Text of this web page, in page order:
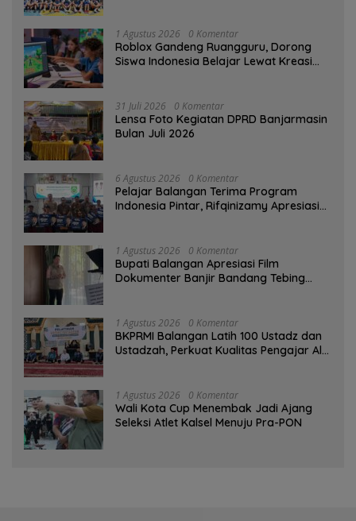
1 Agustus 2026 0 Komentar
Roblox Gandeng Ruangguru, Dorong
Siswa Indonesia Belajar Lewat Kreasi
31 Juli 2026 0 Komentar
Lensa Foto Kegiatan DPRD Banjarmasin
Bulan Juli 2026
6 Agustus 2026 0 Komentar
Pelajar Balangan Terima Program
Indonesia Pintar, Rifqinizamy Apresiasi
1 Agustus 2026 0 Komentar
Bupati Balangan Apresiasi Film
Dokumenter Banjir Bandang Tebing
1 Agustus 2026 0 Komentar
BKPRMI Balangan Latih 100 Ustadz dan
Ustadzah, Perkuat Kualitas Pengajar Al-
1 Agustus 2026 0 Komentar
Wali Kota Cup Menembak Jadi Ajang
Seleksi Atlet Kalsel Menuju Pra-PON